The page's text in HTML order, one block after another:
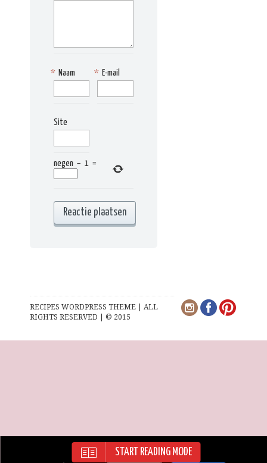
START READING MODE
Naam
* E-mail
*
Site
negen − 1 =
RECIPES WORDPRESS THEME | ALL
RIGHTS RESERVED | © 2015